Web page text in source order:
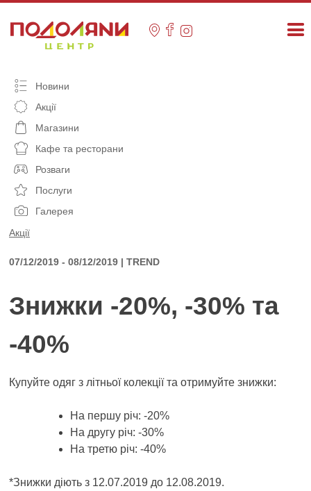
content
Новини
Акції
Магазини
Кафе та ресторани
Розваги
Послуги
Галерея
Акції
07/12/2019 - 08/12/2019 | TREND
Знижки -20%, -30% та
-40%
Купуйте одяг з літньої колекції та отримуйте знижки:
На першу річ: -20%
На другу річ: -30%
На третю річ: -40%
*Знижки діють з 12.07.2019 до 12.08.2019.